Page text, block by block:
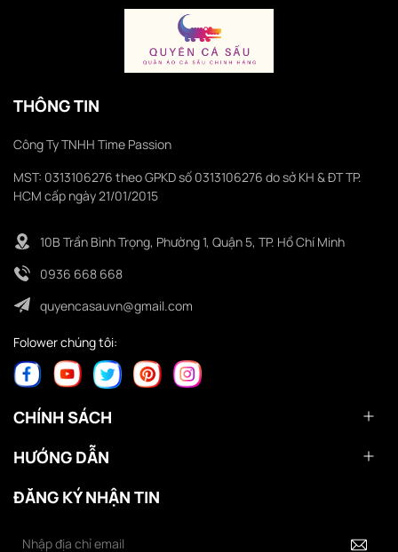
THÔNG TIN
Công Ty TNHH Time Passion
MST: 0313106276 theo GPKD số 0313106276 do sở KH & ĐT TP.
HCM cấp ngày 21/01/2015
10B Trần Bình Trọng, Phường 1, Quận 5, TP. Hồ Chí Minh
0936 668 668
quyencasauvn@gmail.com
Folower chúng tôi:
CHÍNH SÁCH
HƯỚNG DẪN
ĐĂNG KÝ NHẬN TIN